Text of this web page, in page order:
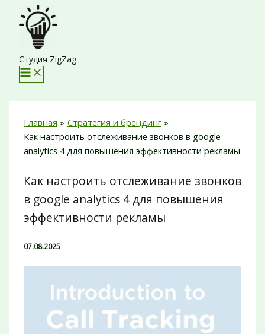
Перейти
содержимому
Студия ZigZag
Главная
Стратегия и брендинг
Как настроить отслеживание звонков в google
analytics 4 для повышения эффективности рекламы
Как настроить отслеживание звонков
в google analytics 4 для повышения
эффективности рекламы
07.08.2025